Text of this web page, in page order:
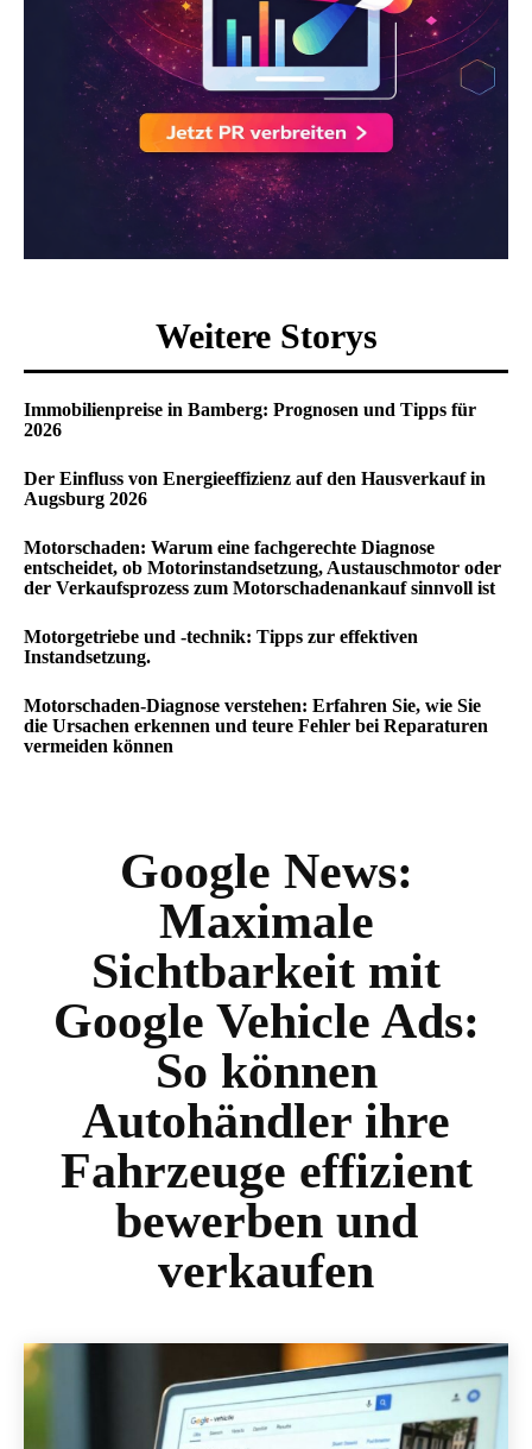
Weitere Storys
Immobilienpreise in Bamberg: Prognosen und Tipps für
2026
Der Einfluss von Energieeffizienz auf den Hausverkauf in
Augsburg 2026
Motorschaden: Warum eine fachgerechte Diagnose
entscheidet, ob Motorinstandsetzung, Austauschmotor oder
der Verkaufsprozess zum Motorschadenankauf sinnvoll ist
Motorgetriebe und -technik: Tipps zur effektiven
Instandsetzung.
Motorschaden-Diagnose verstehen: Erfahren Sie, wie Sie
die Ursachen erkennen und teure Fehler bei Reparaturen
vermeiden können
Google News:
Maximale
Sichtbarkeit mit
Google Vehicle Ads:
So können
Autohändler ihre
Fahrzeuge effizient
bewerben und
verkaufen